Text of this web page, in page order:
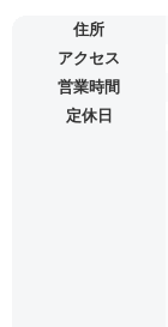
住所
アクセス
営業時間
定休日